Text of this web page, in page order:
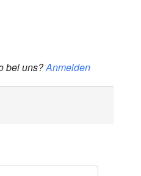
bei uns?Anmelden